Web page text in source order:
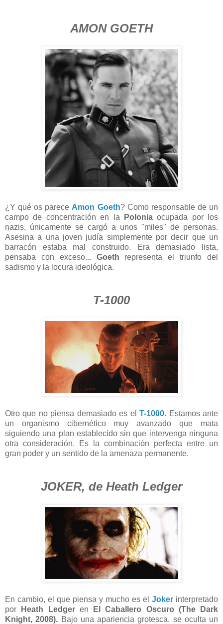
AMON GOETH
¿Y qué os parece Amon Goeth? Como responsable de un
campo de concentración en la
Poloniaocupada por los
nazis, únicamente se cargó a unos "miles" de personas.
Asesina a una joven judía simplemente por decir que un
barracón estaba mal construido. Era demasiado lista,
pensaba con exceso... Goeth representa el triunfo del
sadismo y la locura ideológica.
T-1000
Otro que no piensa demasiado es elT-1000. Estamos ante
un organismo cibernético muy avanzado que mata
siguiendo una plan establecido sin que intervenga ninguna
otra consideración. Es la combinación perfecta entre un
gran poder y un sentido de la amenaza permanente.
JOKER, de Heath Ledger
En cambio, el que piensa y mucho es el Joker interpretado
por
Heath Ledgeren
El Caballero Oscuro (The Dark
Knight, 2008). Bajo una apariencia grotesca, se oculta un